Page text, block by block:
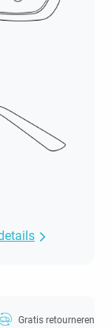
Gratis retourneren